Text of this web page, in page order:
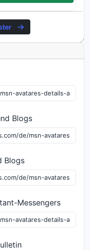
Blogs
Blogs
Messengers